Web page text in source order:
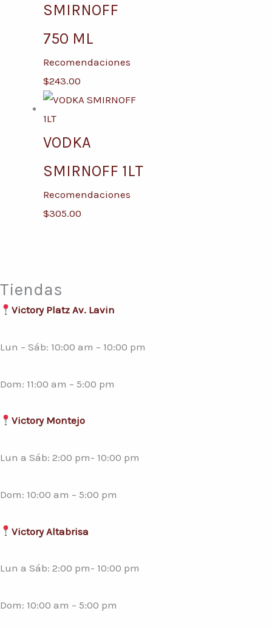
SMIRNOFF
750 ML
Recomendaciones
$243.00
VODKA
SMIRNOFF 1LT
Recomendaciones
$305.00
Tiendas
Victory Platz Av. Lavin
Lun – Sáb: 10:00 am – 10:00 pm
Dom: 11:00 am – 5:00 pm
Victory Montejo
Lun a Sáb: 2:00 pm- 10:00 pm
Dom: 10:00 am – 5:00 pm
Victory Altabrisa
Lun a Sáb: 2:00 pm- 10:00 pm
Dom: 10:00 am – 5:00 pm